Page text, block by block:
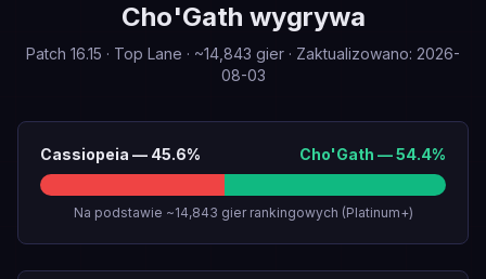
Cho'Gath wygrywa
Patch 16.15 · Top Lane · ~14,843 gier · Zaktualizowano: 2026-
08-03
Cassiopeia — 45.6% Cho'Gath —54.4%
Na podstawie ~14,843 gier rankingowych (Platinum+)